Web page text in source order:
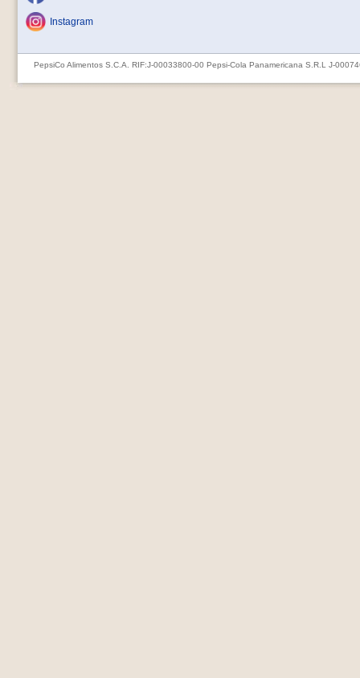
Instagram
PepsiCo Alimentos S.C.A. RIF:J-00033800-00 Pepsi-Cola Panamericana S.R.L J-